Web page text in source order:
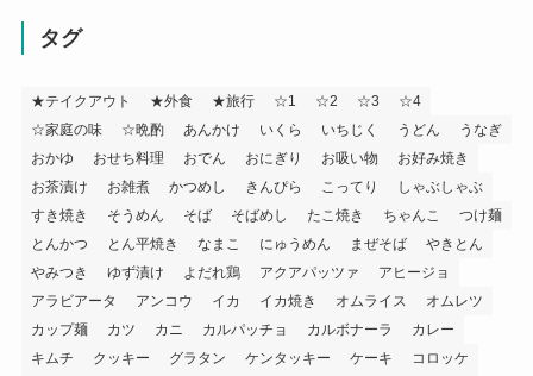
タグ
★テイクアウト ★外食 ★旅行 ☆1 ☆2 ☆3
☆4
☆家庭の味
☆晩酌 あんかけ いくら いちじく うどん
うなぎ
おかゆ
おせち料理 おでん おにぎり お吸い物
お好み焼き
お茶漬け
お雑煮 かつめし きんぴら こってり
しゃぶしゃぶ
すき焼き
そうめん そば そばめし たこ焼き ちゃんこ
つけ麺
とんかつ
とん平焼き なまこ にゅうめん まぜそば
やきとん
やみつき
ゆず漬け よだれ鶏 アクアパッツァ
アヒージョ
アラビアータ
アンコウ イカ イカ焼き オムライス
オムレツ
カップ麺
カツ カニ カルパッチョ カルボナーラ
カレー
キムチ
クッキー グラタン ケンタッキー ケーキ
コロッケ